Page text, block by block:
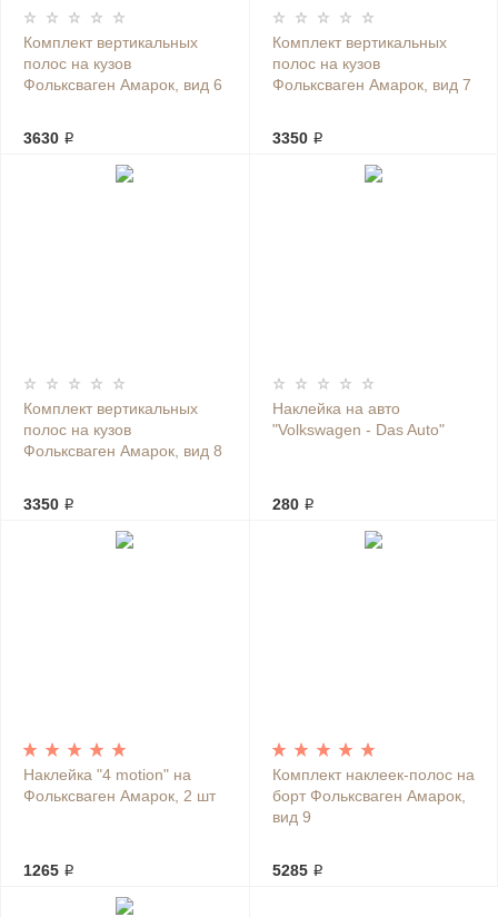
Комплект вертикальных
полос на кузов
Фольксваген Амарок, вид 6
3630 ₽
Комплект вертикальных
полос на кузов
Фольксваген Амарок, вид 7
3350 ₽
Комплект вертикальных
полос на кузов
Фольксваген Амарок, вид 8
3350 ₽
Наклейка на авто
"Volkswagen - Das Auto"
280 ₽
Наклейка "4 motion" на
Фольксваген Амарок, 2 шт
1265 ₽
Комплект наклеек-полос на
борт Фольксваген Амарок,
вид 9
5285 ₽